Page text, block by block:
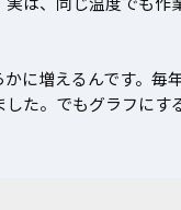
に増えるんです。毎
た。でもグラフにす